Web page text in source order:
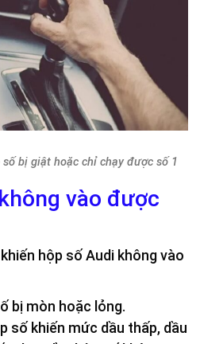
bị giật hoặc chỉ chạy được số 1
vào được
hộp số Audi không vào
bị mòn hoặc lỏng.
số khiến mức dầu thấp, dầu